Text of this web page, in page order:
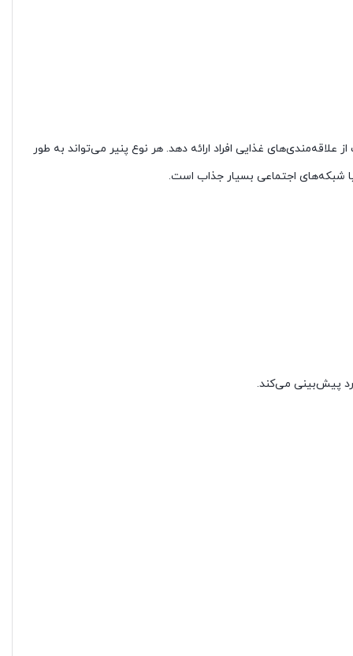
غذایی افراد ارائه دهد. هر نوع پنیر می‌تواند به طور
شبکه‌های اجتماعی بسیار جذاب است.
پیش‌بینی می‌کند.